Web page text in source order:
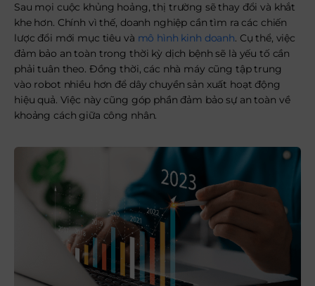
Sau mọi cuộc khủng hoảng, thị trường sẽ thay đổi và khắt
khe hơn. Chính vì thế, doanh nghiệp cần tìm ra các chiến
lược đổi mới mục tiêu và mô hình kinh doanh. Cụ thể, việc
đảm bảo an toàn trong thời kỳ dịch bệnh sẽ là yếu tố cần
phải tuân theo. Đồng thời, các nhà máy cũng tập trung
vào robot nhiều hơn để dây chuyền sản xuất hoạt động
hiệu quả. Việc này cũng góp phần đảm bảo sự an toàn về
khoảng cách giữa công nhân.